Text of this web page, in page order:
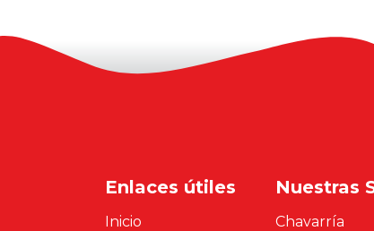
Enlaces útiles
Inicio
Nuestras
Chavarría